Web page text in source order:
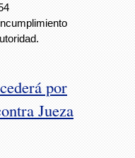
por
Jueza